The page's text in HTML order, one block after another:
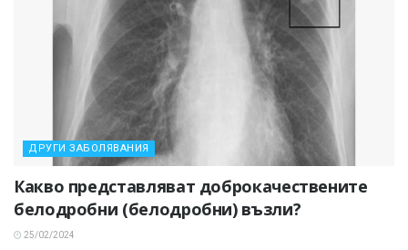
ДРУГИ ЗАБОЛЯВАНИЯ
Какво представляват доброкачествените
белодробни (белодробни) възли?
25/02/2024